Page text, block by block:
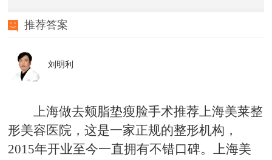
推荐答案
刘明利
上海做去颊脂垫瘦脸手术推荐上海美莱整
形美容医院，这是一家正规的整形机构，
2015年开业至今一直拥有不错口碑。上海美